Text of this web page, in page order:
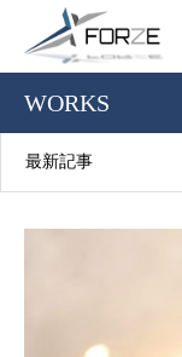
WORKS
最新記事